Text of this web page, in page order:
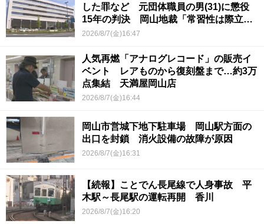
した罪など 元団体職員の男(31)に懲役
15年の判決 岡山地裁「常習性は際立っ
ていて被害結果も非常に重い」
2026/8/7(金)16:47
人気再燃「アナログレコード」の販売イ
ベント レアものから復刻盤まで…約3万
点集結 天満屋岡山店
2026/8/7(金)16:44
岡山市営城下地下駐車場 岡山駅方面の
出口を封鎖 消火設備の故障が原因
2026/8/7(金)16:31
【続報】ことでん長尾線で人身事故 平
木駅～長尾駅の運転再開 香川
2026/8/7(金)16:20